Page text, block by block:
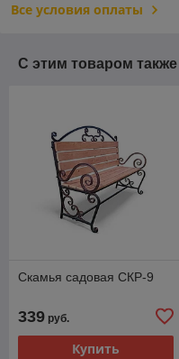
Все условия оплаты
С этим товаром
Скамья садовая СКР-9
339 руб.
Купить